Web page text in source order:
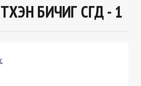
БИЧИГ ҮСГҮҮД - 1